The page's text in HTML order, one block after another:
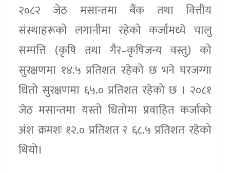
२०८२ जेठ मसान्तमा बैंक तथा वित्तीय
संस्थाहरूको लगानीमा रहेको कर्जामध्ये चालु
सम्पत्ति (कृषि तथा गैर–कृषिजन्य वस्तु) को
सुरक्षणमा १४.५ प्रतिशत रहेको छ भने घरजग्गा
धितो सुरक्षणमा ६५.० प्रतिशत रहेको छ । २०८१
जेठ मसान्तमा यस्तो धितोमा प्रवाहित कर्जाको
अंश क्रमशः १२.० प्रतिशत र ६८.५ प्रतिशत रहेको
थियो।